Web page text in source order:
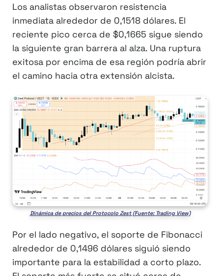
Los analistas observaron resistencia
inmediata alrededor de 0,1518 dólares. El
reciente pico cerca de $0,1665 sigue siendo
la siguiente gran barrera al alza. Una ruptura
exitosa por encima de esa región podría abrir
el camino hacia otra extensión alcista.
Dinámica de precios del Protocolo Zest (Fuente: Trading View)
Por el lado negativo, el soporte de Fibonacci
alrededor de 0,1496 dólares siguió siendo
importante para la estabilidad a corto plazo.